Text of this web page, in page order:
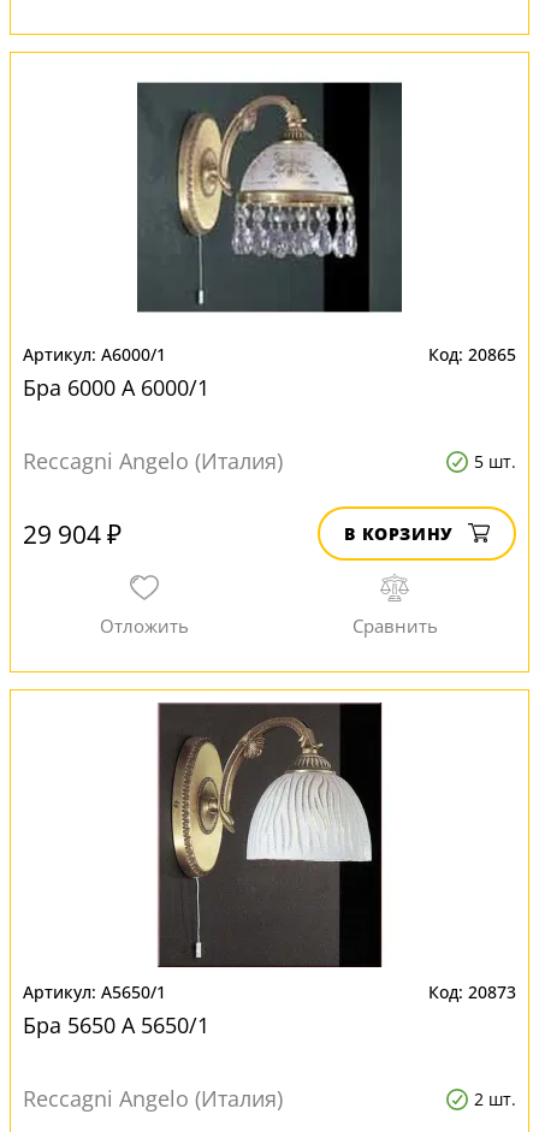
A6000/1 20865
Бра 6000 A 6000/1
Reccagni Angelo (Италия) 5 шт.
29 904 ₽ В КОРЗИНУ
A5650/1 20873
Бра 5650 A 5650/1
Reccagni Angelo (Италия) 2 шт.